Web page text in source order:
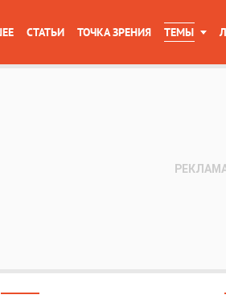
СТАТЬИ ТОЧКА ЗРЕНИЯ ТЕМЫ